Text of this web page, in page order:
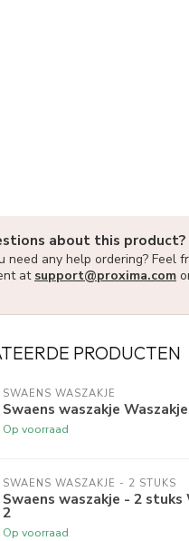
about this product?
need any help ordering? Feel
at support@proxima.com
PRODUCTEN
SWAENS WASZAKJE
Swaens waszakje Waszakje
Op voorraad
SWAENS WASZAKJE - 2 STUKS
Swaens waszakje - 2 stuks
2
Op voorraad